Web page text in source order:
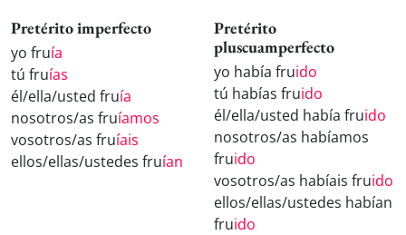
Pretérito imperfecto
yo fruía
tú fruías
él/ella/usted fruía
nosotros/as fruíamos
vosotros/as fruíais
ellos/ellas/ustedes fruían
Pretérito
pluscuamperfecto
yo había fruido
tú habías fruido
él/ella/usted había fruido
nosotros/as habíamos
fruido
vosotros/as habíais fruido
ellos/ellas/ustedes habían
fruido